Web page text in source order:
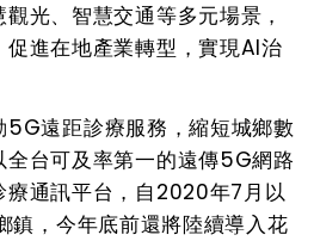
光、智慧交通等多元場景，
進在地產業轉型，實現AI治
5G遠距診療服務，縮短城鄉數
台可及率第一的遠傳5G網路
通訊平台，自2020年7月以
鎮，今年底前還將陸續導入花